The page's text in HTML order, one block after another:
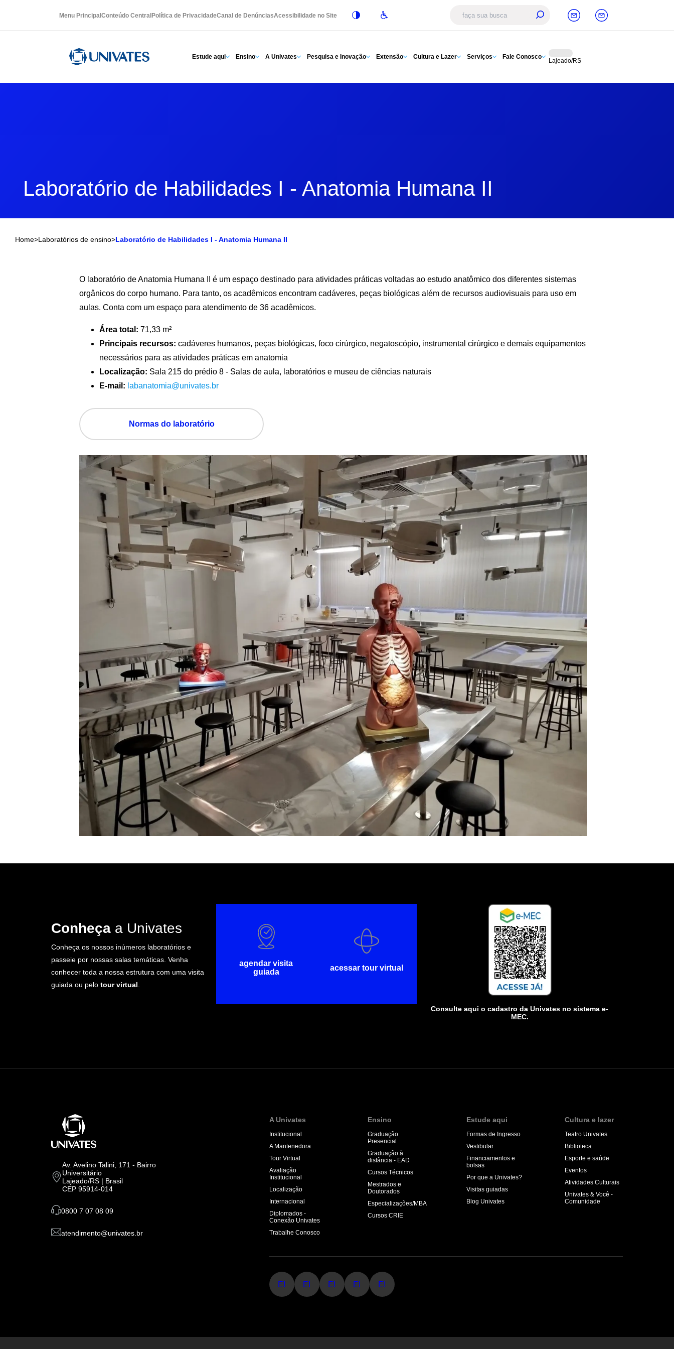
Menu Principal Conteúdo Central Política de PrivacidadeCanal de DenúnciasAcessibilidade no Site
Estude aqui Ensino A Univates Pesquisa e Inovação Extensão Cultura e Lazer Serviços Fale Conosco
Lajeado/RS
Laboratório de Habilidades I - Anatomia Humana II
Home>Laboratórios de ensino>Laboratório de Habilidades I - Anatomia Humana II
O laboratório de Anatomia Humana II é um espaço destinado para atividades práticas voltadas ao estudo anatômico dos diferentes sistemas
orgânicos do corpo humano. Para tanto, os acadêmicos encontram cadáveres, peças biológicas além de recursos audiovisuais para uso em
aulas. Conta com um espaço para atendimento de 36 acadêmicos.
Área total: 71,33 m²
Principais recursos: cadáveres humanos, peças biológicas, foco cirúrgico, negatoscópio, instrumental cirúrgico e demais equipamentos
necessários para as atividades práticas em anatomia
Localização: Sala 215 do prédio 8 - Salas de aula, laboratórios e museu de ciências naturais
E-mail: labanatomia@univates.br
Normas do laboratório
Conheça a Univates
Conheça os nossos inúmeros laboratórios e
passeie por nossas salas temáticas. Venha
conhecer toda a nossa estrutura com uma visita
guiada ou pelo tour virtual
agendar visita
guiada
acessar tour virtual
Consulte aqui o cadastro da Univates no sistema e-
MEC.
Av. Avelino Talini, 171 - Bairro
Universitário
Lajeado/RS | Brasil
CEP 95914-014
0800 7 07 08 09
atendimento@univates.br
A Univates
Institucional
A Mantenedora
Tour Virtual
Avaliação
Institucional
Localização
Internacional
Diplomados -
Conexão Univates
Trabalhe Conosco
Ensino
Graduação
Presencial
Graduação à
distância - EAD
Cursos Técnicos
Mestrados e
Doutorados
Especializações/MBA
Cursos CRIE
Estude aqui
Formas de Ingresso
Vestibular
Financiamentos e
bolsas
Por que a Univates?
Visitas guiadas
Blog Univates
Cultura e lazer
Teatro Univates
Biblioteca
Esporte e saúde
Eventos
Atividades Culturais
Univates & Você -
Comunidade
E! E! E! E! E!